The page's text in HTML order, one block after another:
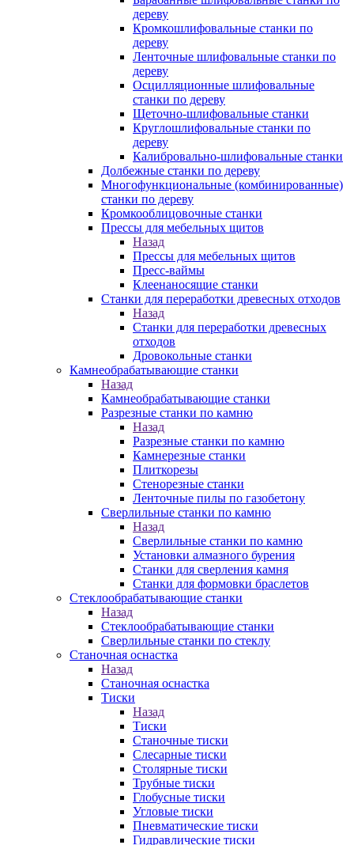
дереву
Кромкошлифовальные станки по
дереву
Ленточные шлифовальные станки по
дереву
Осцилляционные шлифовальные
станки по дереву
Щеточно-шлифовальные станки
Круглошлифовальные станки по
дереву
Калибровально-шлифовальные станки
Долбежные станки по дереву
Многофункциональные (комбинированные)
станки по дереву
Кромкооблицовочные станки
Прессы для мебельных щитов
Назад
Прессы для мебельных щитов
Пресс-ваймы
Клеенаносящие станки
Станки для переработки древесных отходов
Назад
Станки для переработки древесных
отходов
Дровокольные станки
Камнеобрабатывающие станки
Назад
Камнеобрабатывающие станки
Разрезные станки по камню
Назад
Разрезные станки по камню
Камнерезные станки
Плиткорезы
Стенорезные станки
Ленточные пилы по газобетону
Сверлильные станки по камню
Назад
Сверлильные станки по камню
Установки алмазного бурения
Станки для сверления камня
Станки для формовки браслетов
Стеклообрабатывающие станки
Назад
Стеклообрабатывающие станки
Сверлильные станки по стеклу
Станочная оснастка
Назад
Станочная оснастка
Тиски
Назад
Тиски
Станочные тиски
Слесарные тиски
Столярные тиски
Трубные тиски
Глобусные тиски
Угловые тиски
Пневматические тиски
Гидравлические тиски